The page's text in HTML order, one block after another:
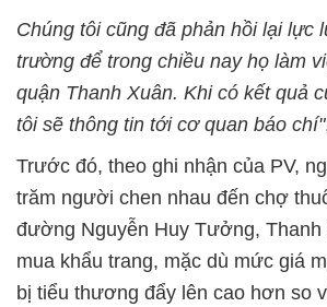
Chúng tôi cũng đã phản hồi lại lực
trường để trong chiều nay họ làm
quận Thanh Xuân. Khi có kết quả
tôi sẽ thông tin tới cơ quan báo chí"
Trước đó, theo ghi nhận của PV,
trăm người chen nhau đến chợ
đường Nguyễn Huy Tưởng, Thanh
mua khẩu trang, mặc dù mức giá
bị tiểu thương đẩy lên cao hơn so